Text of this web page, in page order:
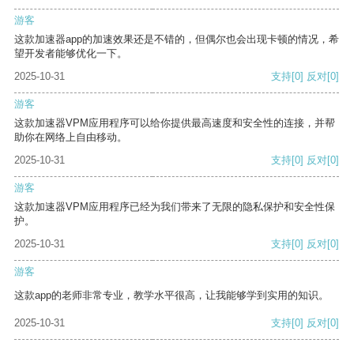
游客
这款加速器app的加速效果还是不错的，但偶尔也会出现卡顿的情况，希
望开发者能够优化一下。
2025-10-31
支持[0] 反对[0]
游客
这款加速器VPM应用程序可以给你提供最高速度和安全性的连接，并帮
助你在网络上自由移动。
2025-10-31
支持[0] 反对[0]
游客
这款加速器VPM应用程序已经为我们带来了无限的隐私保护和安全性保
护。
2025-10-31
支持[0] 反对[0]
游客
这款app的老师非常专业，教学水平很高，让我能够学到实用的知识。
2025-10-31 支持[0] 反对[0]